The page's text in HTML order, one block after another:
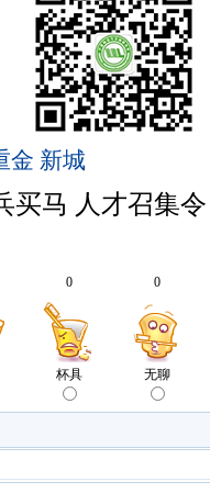
金 新城
买马 人才召集令
0
杯具
0
无聊